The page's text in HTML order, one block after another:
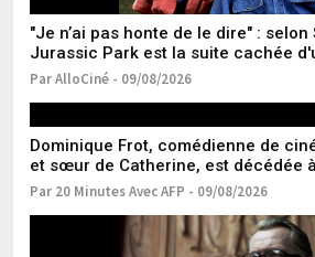
"Je n’ai pas honte de le dire" : selon
Jurassic Park est la suite cachée
considéré comme l’un des meilleurs
Par AlloCiné - 09/08/2026
Dominique Frot, comédienne de
et sœur de Catherine, est décédée
Par 20 Minutes Avec AFP - 09/08/2026